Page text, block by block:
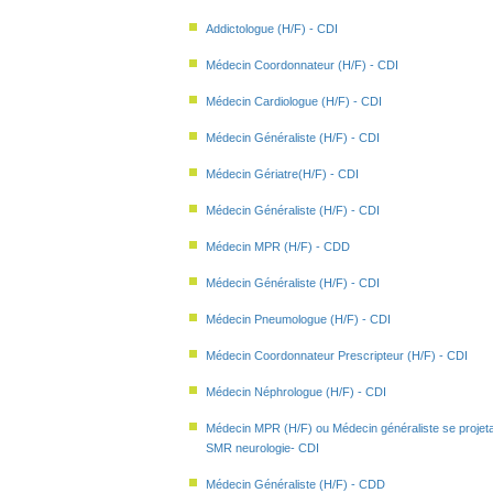
Addictologue (H/F) - CDI
Médecin Coordonnateur (H/F) - CDI
Médecin Cardiologue (H/F) - CDI
Médecin Généraliste (H/F) - CDI
Médecin Gériatre(H/F) - CDI
Médecin Généraliste (H/F) - CDI
Médecin MPR (H/F) - CDD
Médecin Généraliste (H/F) - CDI
Médecin Pneumologue (H/F) - CDI
Médecin Coordonnateur Prescripteur (H/F) - CDI
Médecin Néphrologue (H/F) - CDI
Médecin MPR (H/F) ou Médecin généraliste se
SMR neurologie- CDI
Médecin Généraliste (H/F) - CDD